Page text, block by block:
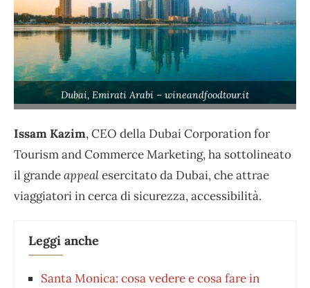
Dubai, Emirati Arabi – wineandfoodtour.it
Issam Kazim, CEO della Dubai Corporation for
Tourism and Commerce Marketing, ha sottolineato
il grandeappealesercitato da Dubai, che attrae
viaggiatori in cerca di sicurezza, accessibilità.
Leggi anche
Santa Monica: cosa vedere e cosa fare in